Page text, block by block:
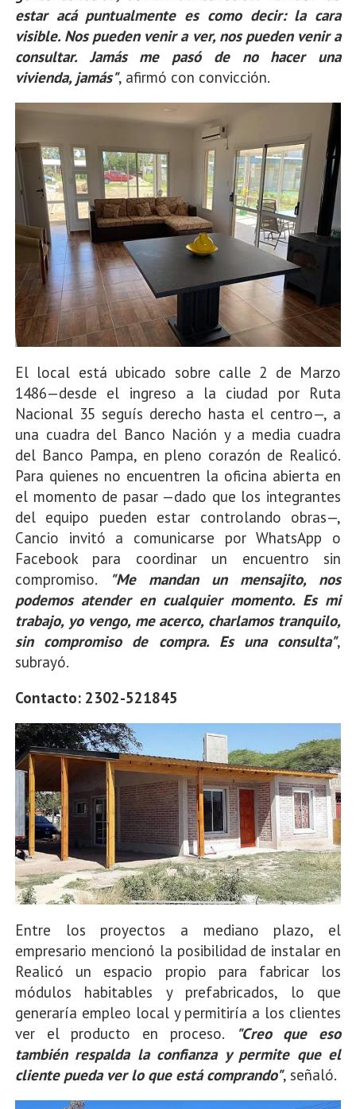
estar acá puntualmente es como decir: la cara
visible. Nos pueden venir a ver, nos pueden venir a
consultar. Jamás me pasó de no hacer una
vivienda, jamás", afirmó con convicción.
El local está ubicado sobre calle 2 de Marzo
1486—desde el ingreso a la ciudad por Ruta
Nacional 35 seguís derecho hasta el centro—, a
una cuadra del Banco Nación y a media cuadra
del Banco Pampa, en pleno corazón de Realicó.
Para quienes no encuentren la oficina abierta en
el momento de pasar —dado que los integrantes
del equipo pueden estar controlando obras—,
Cancio invitó a comunicarse por WhatsApp o
Facebook para coordinar un encuentro sin
compromiso.
"Me mandan un mensajito, nos
podemos atender en cualquier momento. Es mi
trabajo, yo vengo, me acerco, charlamos tranquilo,
sin compromiso de compra. Es una consulta",
subrayó.
Contacto: 2302-521845
Entre los proyectos a mediano plazo, el
empresario mencionó la posibilidad de instalar en
Realicó un espacio propio para fabricar los
módulos habitables y prefabricados, lo que
generaría empleo local y permitiría a los clientes
ver el producto en proceso.
"Creo que eso
también respalda la confianza y permite que el
cliente pueda ver lo que está comprando", señaló.